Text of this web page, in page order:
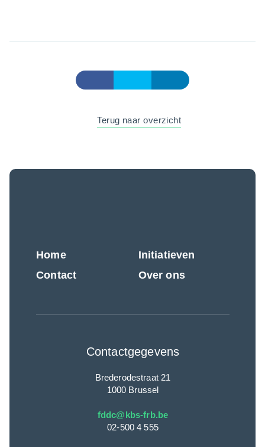
Terug naar overzicht
Home
Contact
Initiatieven
Over ons
Contactgegevens
Brederodestraat 21
1000 Brussel
fddc@kbs-frb.be
02-500 4 555